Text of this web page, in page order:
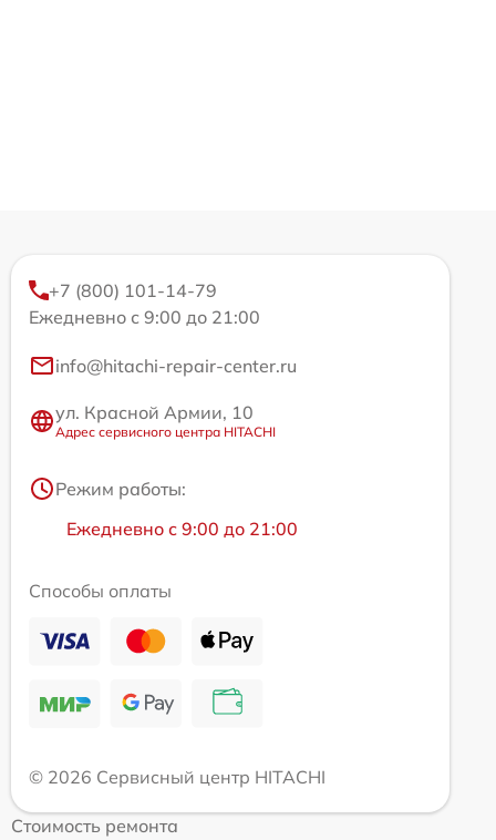
+7 (800) 101-14-79
Ежедневно с 9:00 до 21:00
info@hitachi-repair-center.ru
ул. Красной Армии, 10
Адрес сервисного центра HITACHI
Режим работы:
Ежедневно с 9:00 до 21:00
Способы оплаты
© 2026 Сервисный центр HITACHI
Стоимость ремонта